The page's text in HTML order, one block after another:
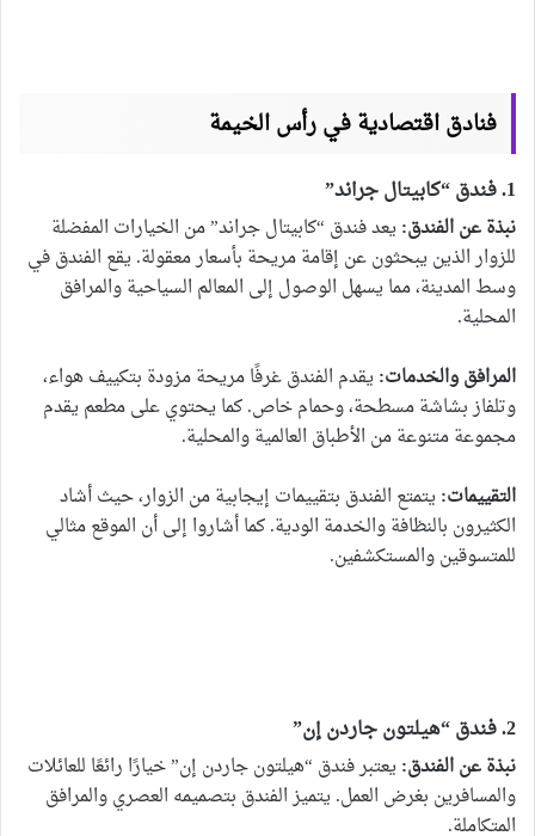
فنادق اقتصادية في رأس الخيمة
1. فندق “كابيتال جراند”
نبذة عن الفندق:يعد فندق “كابيتال جراند” من الخيارات المفضلة
للزوار الذين يبحثون عن إقامة مريحة بأسعار معقولة. يقع الفندق في
وسط المدينة، مما يسهل الوصول إلى المعالم السياحية والمرافق
المحلية.
المرافق والخدمات:يقدم الفندق غرفًا مريحة مزودة بتكييف هواء،
وتلفاز بشاشة مسطحة، وحمام خاص. كما يحتوي على مطعم يقدم
مجموعة متنوعة من الأطباق العالمية والمحلية.
التقييمات:يتمتع الفندق بتقييمات إيجابية من الزوار، حيث أشاد
الكثيرون بالنظافة والخدمة الودية. كما أشاروا إلى أن الموقع مثالي
للمتسوقين والمستكشفين.
2. فندق “هيلتون جاردن إن”
نبذة عن الفندق:يعتبر فندق “هيلتون جاردن إن” خيارًا رائعًا للعائلات
والمسافرين بغرض العمل. يتميز الفندق بتصميمه العصري والمرافق
المتكاملة.